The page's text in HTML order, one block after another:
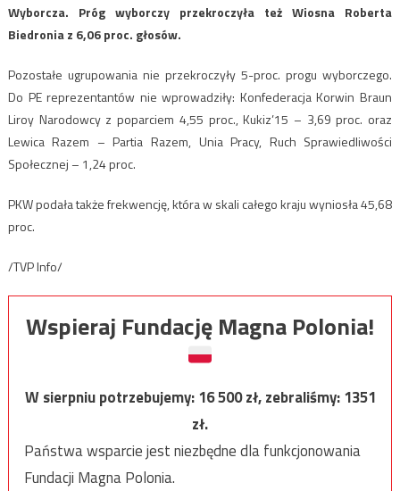
Wyborcza. Próg wyborczy przekroczyła też Wiosna Roberta
Biedronia z 6,06 proc. głosów.
Pozostałe ugrupowania nie przekroczyły 5-proc. progu wyborczego.
Do PE reprezentantów nie wprowadziły: Konfederacja Korwin Braun
Liroy Narodowcy z poparciem 4,55 proc., Kukiz’15 – 3,69 proc. oraz
Lewica Razem – Partia Razem, Unia Pracy, Ruch Sprawiedliwości
Społecznej – 1,24 proc.
PKW podała także frekwencję, która w skali całego kraju wyniosła 45,68
proc.
/TVP Info/
Wspieraj Fundację Magna Polonia!
W sierpniu potrzebujemy:16 500zł, zebraliśmy:1351
zł.
Państwa wsparcie jest niezbędne dla funkcjonowania
Fundacji Magna Polonia.